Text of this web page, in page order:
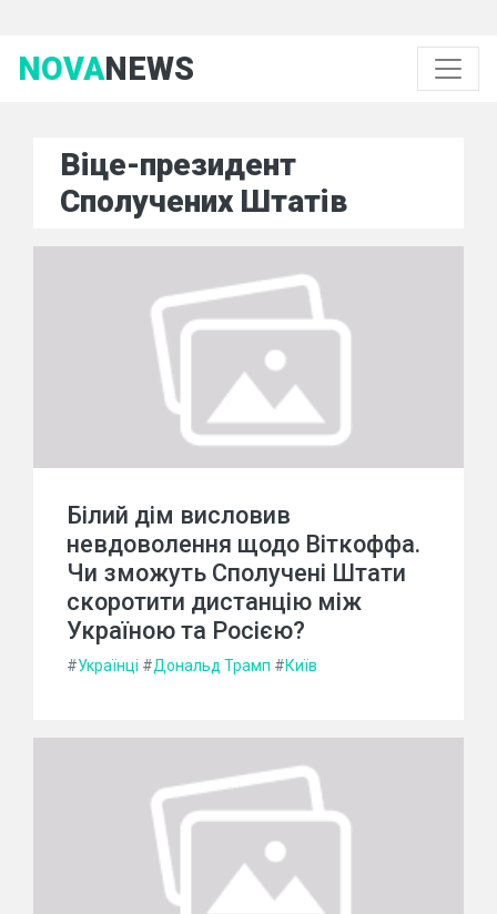
NOVANEWS
Віце-президент
Сполучених Штатів
Білий дім висловив
невдоволення щодо Віткоффа.
Чи зможуть Сполучені Штати
скоротити дистанцію між
Україною та Росією?
#Українці #Дональд Трамп #Київ